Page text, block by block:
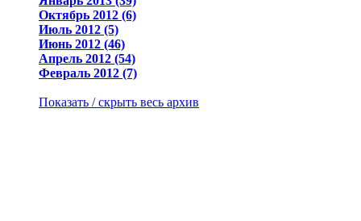
Октябрь 2012 (6)
Июль 2012 (5)
Июнь 2012 (46)
Апрель 2012 (54)
Февраль 2012 (7)
Показать / скрыть весь архив